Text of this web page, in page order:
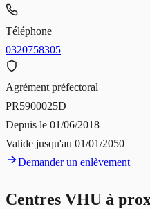
Téléphone
0320758305
Agrément préfectoral
PR5900025D
Depuis le 01/06/2018
Valide jusqu'au 01/01/2050
Demander un enlèvement
Centres VHU à